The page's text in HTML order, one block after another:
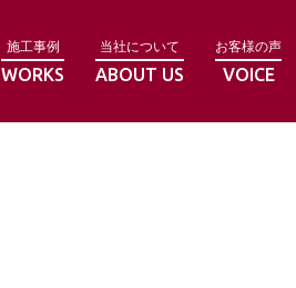
施工事例
WORKS
当社について
ABOUT US
お客様の声
VOICE